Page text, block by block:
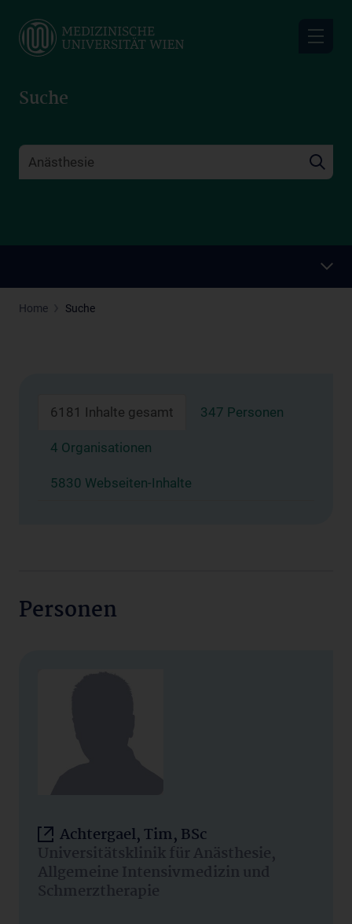
main
Suche
Home Suche
6181 Inhalte gesamt 347 Personen
4 Organisationen
5830 Webseiten-Inhalte
Personen
Achtergael, Tim, BSc
Universitätsklinik für Anästhesie,
Allgemeine Intensivmedizin und
Schmerztherapie